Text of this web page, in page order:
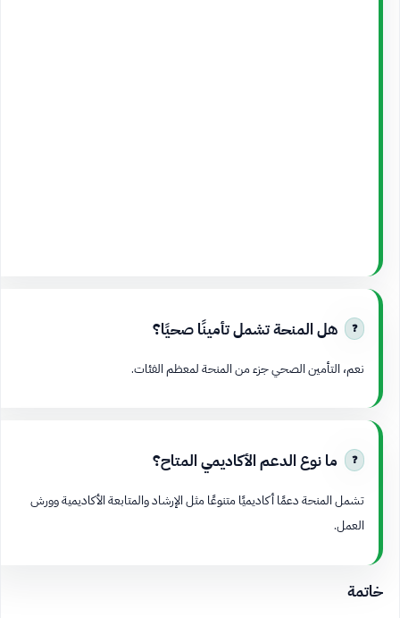
هل المنحة تشمل تأمينًا صحيًا؟
نعم، التأمين الصحي جزء من المنحة لمعظم الفئات.
ما نوع الدعم الأكاديمي المتاح؟
تشمل المنحة دعمًا أكاديميًا متنوعًا مثل الإرشاد والمتابعة الأكاديمية وورش
العمل.
خاتمة